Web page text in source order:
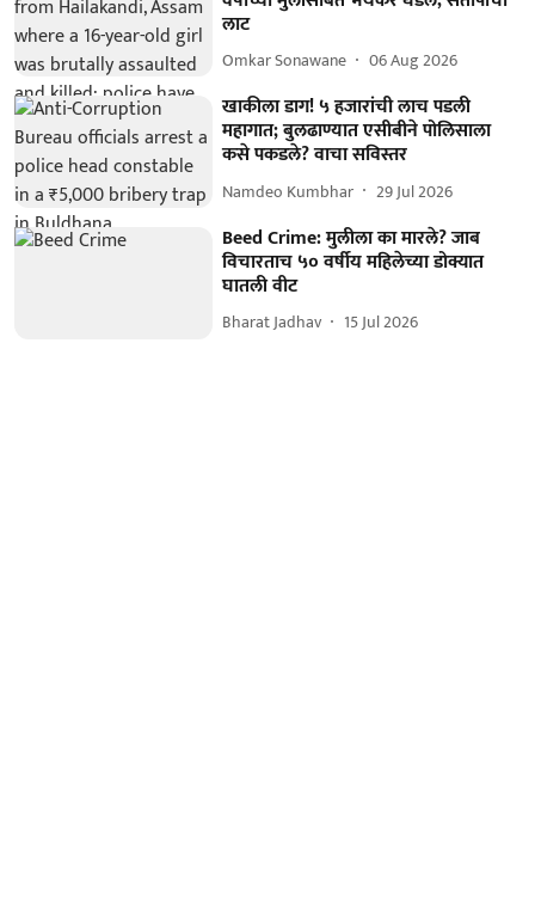
लाट
Omkar Sonawane 06 Aug 2026
खाकीला डाग! ५ हजारांची लाच पडली
महागात; बुलढाण्यात एसीबीने पोलिसाला
कसे पकडले? वाचा सविस्तर
Namdeo Kumbhar 29 Jul 2026
Beed Crime: मुलीला का मारले? जाब
विचारताच ५० वर्षीय महिलेच्या डोक्यात
घातली वीट
Bharat Jadhav 15 Jul 2026